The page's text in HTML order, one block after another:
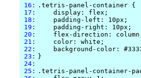
16:
17:
18:
19:
20:
21:
22:
23:
24:
25:
.tetris-panel-container {
    display: flex;
    padding-left: 10px;
    padding-right: 10px;
flex-direction:
    color: white;
background-color:
}
.tetris-panel-container-